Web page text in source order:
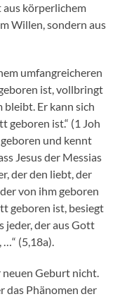
aus körperlichem
Willen, sondern aus
umfangreicheren
ist, vollbringt
bleibt. Er kann sich
geboren ist.“ (1 Joh
und kennt
Jesus der Messias
der den liebt, der
von ihm geboren
geboren ist, besiegt
jeder, der aus Gott
(5,18a).
Geburt nicht.
das Phänomen der